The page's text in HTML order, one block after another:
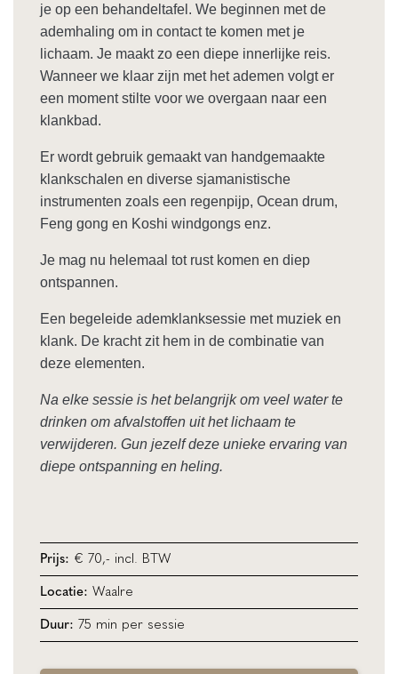
je op een behandeltafel. We beginnen met de
ademhaling om in contact te komen met je
lichaam. Je maakt zo een diepe innerlijke reis.
Wanneer we klaar zijn met het ademen volgt er
een moment stilte voor we overgaan naar een
klankbad.
Er wordt gebruik gemaakt van handgemaakte
klankschalen en diverse sjamanistische
instrumenten zoals een regenpijp, Ocean drum,
Feng gong en Koshi windgongs enz.
Je mag nu helemaal tot rust komen en diep
ontspannen.
Een begeleide ademklanksessie met muziek en
klank. De kracht zit hem in de combinatie van
deze elementen.
Na elke sessie is het belangrijk om veel water te
drinken om afvalstoffen uit het lichaam te
verwijderen. Gun jezelf deze unieke ervaring van
diepe ontspanning en heling.
Prijs: € 70,- incl. BTW
Locatie: Waalre
Duur: 75 min per sessie